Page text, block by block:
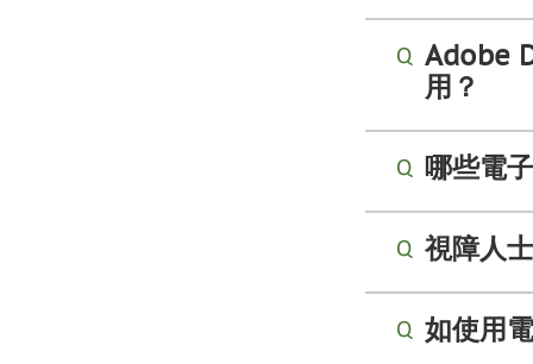
Adobe
用？
哪些電
視障人
如使用